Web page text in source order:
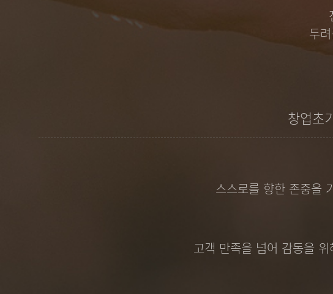
두
창업초
스스로를 향한 존중을
고객 만족을 넘어 감동을